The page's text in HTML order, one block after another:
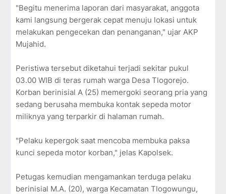
"Begitu menerima laporan dari masyarakat, anggota
kami langsung bergerak cepat menuju lokasi untuk
melakukan pengecekan dan penanganan," ujar AKP
Mujahid.
Peristiwa tersebut diketahui terjadi sekitar pukul
03.00 WIB di teras rumah warga Desa Tlogorejo.
Korban berinisial A (25) memergoki seorang pria yang
sedang berusaha membuka kontak sepeda motor
miliknya yang terparkir di halaman rumah.
"Pelaku kepergok saat mencoba membuka paksa
kunci sepeda motor korban," jelas Kapolsek.
Petugas kemudian mengamankan terduga pelaku
berinisial M.A. (20), warga Kecamatan Tlogowungu,